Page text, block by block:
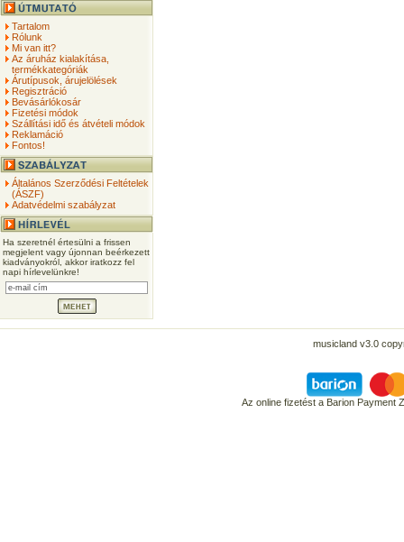
Tartalom
Rólunk
Mi van itt?
Az áruház kialakítása,
termékkategóriák
Árutípusok, árujelölések
Regisztráció
Bevásárlókosár
Fizetési módok
Szállítási idő és átvételi módok
Reklamáció
Fontos!
Általános Szerződési Feltételek
(ÁSZF)
Adatvédelmi szabályzat
Ha szeretnél értesülni a frissen
megjelent vagy újonnan beérkezett
kiadványokról, akkor iratkozz fel
napi hírlevelünkre!
musicland v3.0
Az online fizetést a Barion Payment